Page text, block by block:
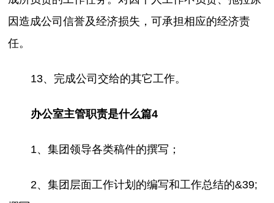
因造成公司信誉及经济损失，可承担相应的经济责
任。
13、完成公司交给的其它工作。
办公室主管职责是什么篇4
1、集团领导各类稿件的撰写；
2、集团层面工作计划的编写和工作总结的&39;